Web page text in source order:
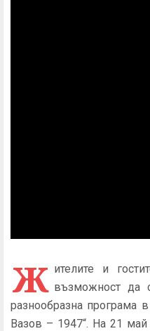
Ж ителите и
възможност да
разнообразна програма
Вазов – 1947“. На 21